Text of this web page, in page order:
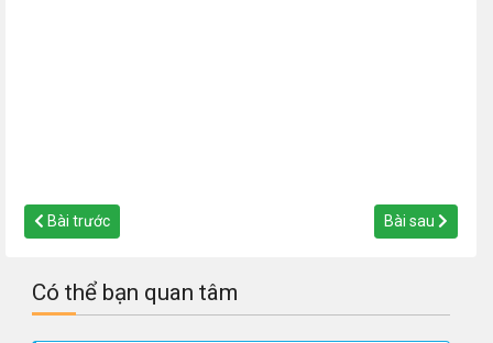
Bài trước Bài sau
Có thể bạn quan tâm